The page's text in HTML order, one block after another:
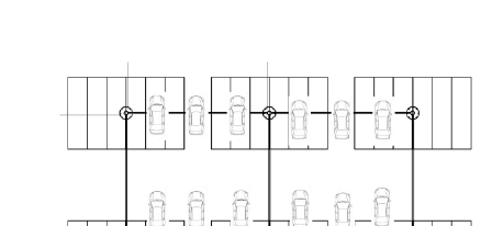
Mądrze gospodaruj miejscem
Optymalizacja
miejsca